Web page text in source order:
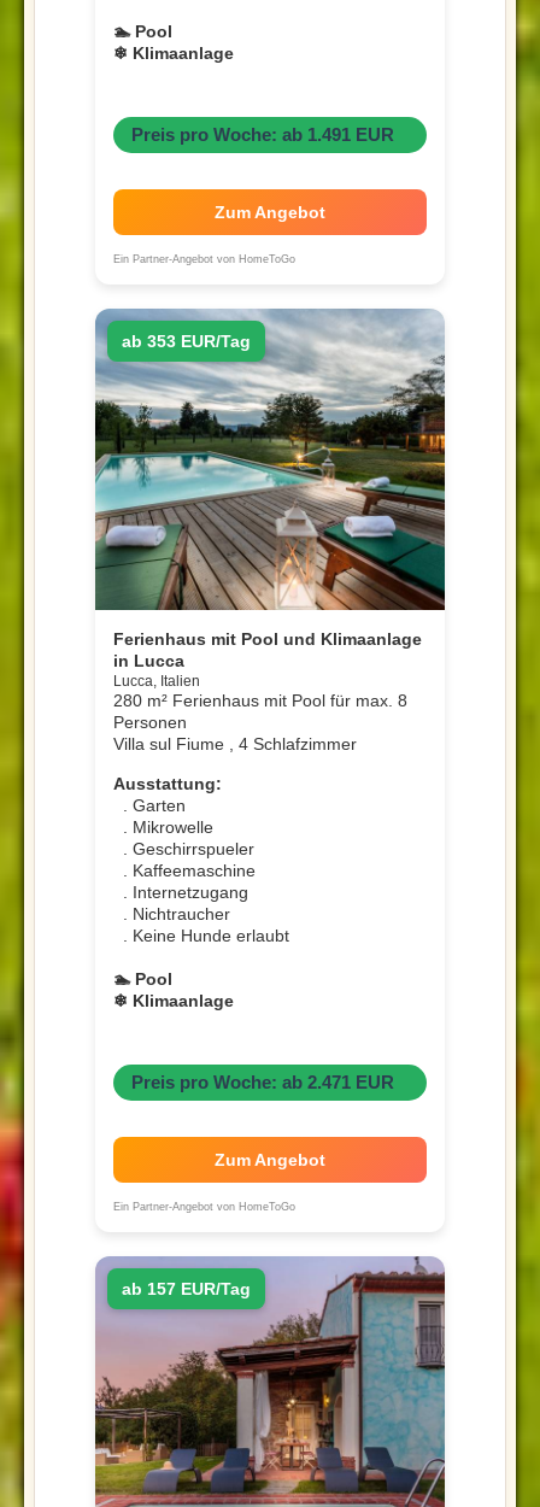
🏊 Pool
❄ Klimaanlage
Preis pro Woche: ab 1.491 EUR
Zum Angebot
Ein Partner-Angebot von HomeToGo
ab 353 EUR/Tag
Ferienhaus mit Pool und Klimaanlage
in Lucca
Lucca, Italien
280 m² Ferienhaus mit Pool für max. 8
Personen
Villa sul Fiume , 4 Schlafzimmer
Ausstattung:
. Garten
. Mikrowelle
. Geschirrspueler
. Kaffeemaschine
. Internetzugang
. Nichtraucher
. Keine Hunde erlaubt
🏊 Pool
❄ Klimaanlage
Preis pro Woche: ab 2.471 EUR
Zum Angebot
Ein Partner-Angebot von HomeToGo
ab 157 EUR/Tag